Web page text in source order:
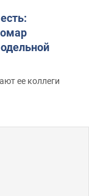
ее коллеги